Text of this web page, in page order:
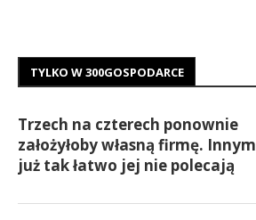
TYLKO W 300GOSPODARCE
Trzech na czterech ponownie
założyłoby własną firmę. Innym
już tak łatwo jej nie polecają